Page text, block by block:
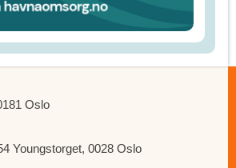
Oslo
Youngstorget, 0028 Oslo